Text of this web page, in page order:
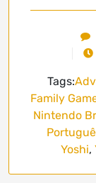
Tags:
Family
Nintendo
Yoshi,